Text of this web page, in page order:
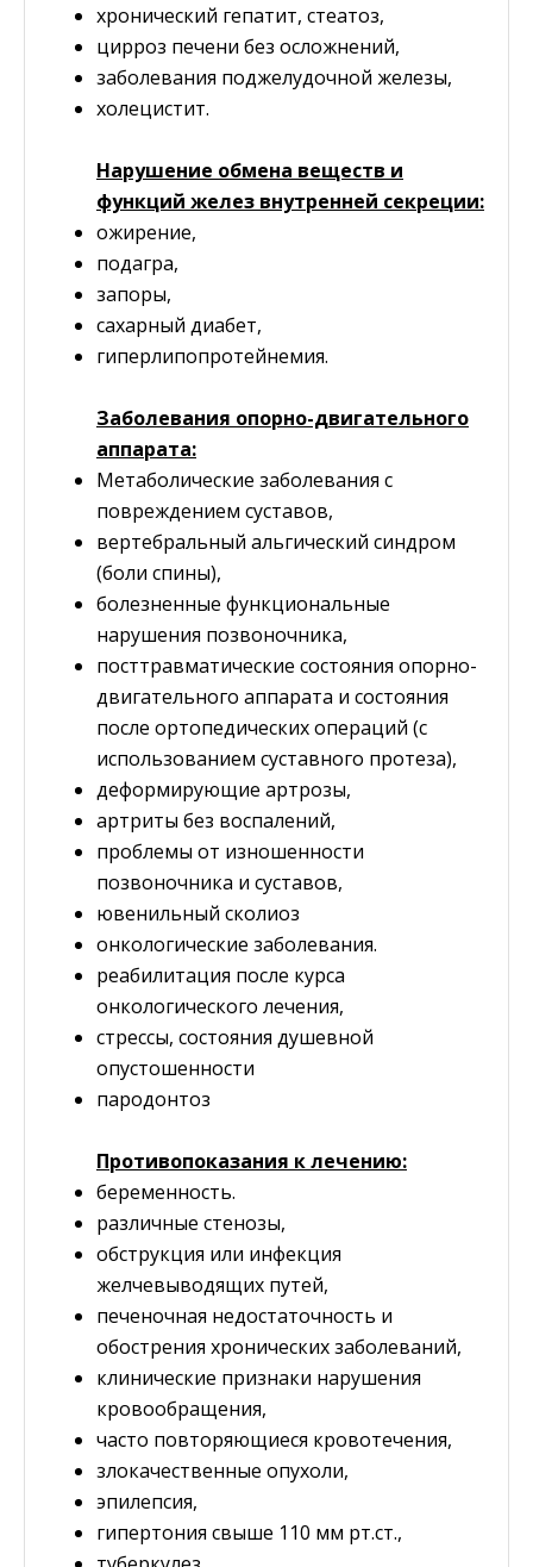
хронический гепатит, стеатоз,
цирроз печени без осложнений,
заболевания поджелудочной железы,
холецистит.
Нарушение обмена веществ и
функций желез внутренней секреции:
ожирение,
подагра,
запоры,
сахарный диабет,
гиперлипопротейнемия.
Заболевания опорно-двигательного
аппарата:
Метаболические заболевания с
повреждением суставов,
вертебральный альгический синдром
(боли спины),
болезненные функциональные
нарушения позвоночника,
посттравматические состояния опорно-
двигательного аппарата и состояния
после ортопедических операций (с
использованием суставного протеза),
деформирующие артрозы,
артриты без воспалений,
проблемы от изношенности
позвоночника и суставов,
ювенильный сколиоз
oнкологические заболевания.
реабилитация после курса
онкологического лечения,
cтрессы, состояния душевной
опустошенности
пародонтоз
Противопоказания к лечению:
беременность.
различные стенозы,
обструкция или инфекция
желчевыводящих путей,
печеночная недостаточность и
обострения хронических заболеваний,
клинические признаки нарушения
кровообращения,
часто повторяющиеся кровотечения,
злокачественные опухоли,
эпилепсия,
гипертония свыше 110 мм рт.ст.,